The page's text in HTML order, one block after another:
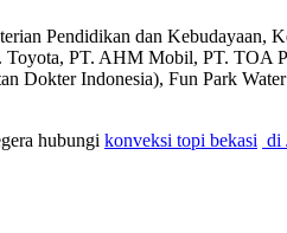
Pendidikan dan Kebudayaan,
Toyota, PT. AHM Mobil, PT.
Dokter Indonesia), Fun Park
hubungi konveksi topi bekasi di